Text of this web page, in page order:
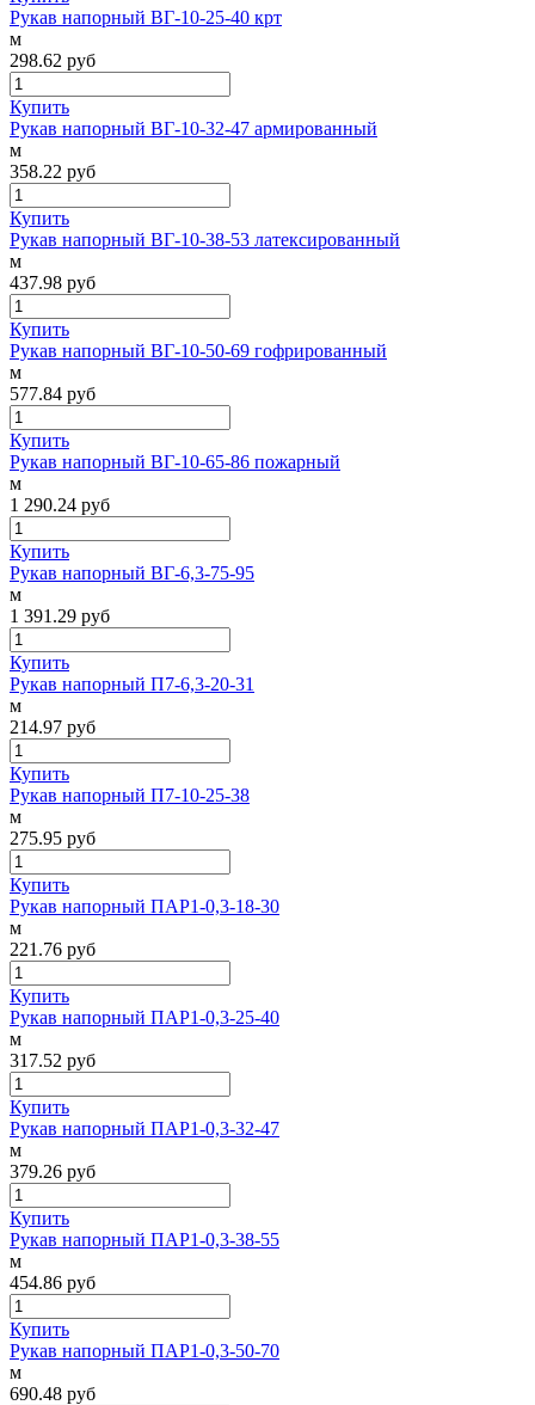
Рукав напорный ВГ-10-25-40 крт
м
298.62 руб
Купить
Рукав напорный ВГ-10-32-47 армированный
м
358.22 руб
Купить
Рукав напорный ВГ-10-38-53 латексированный
м
437.98 руб
Купить
Рукав напорный ВГ-10-50-69 гофрированный
м
577.84 руб
Купить
Рукав напорный ВГ-10-65-86 пожарный
м
1 290.24 руб
Купить
Рукав напорный ВГ-6,3-75-95
м
1 391.29 руб
Купить
Рукав напорный П7-6,3-20-31
м
214.97 руб
Купить
Рукав напорный П7-10-25-38
м
275.95 руб
Купить
Рукав напорный ПАР1-0,3-18-30
м
221.76 руб
Купить
Рукав напорный ПАР1-0,3-25-40
м
317.52 руб
Купить
Рукав напорный ПАР1-0,3-32-47
м
379.26 руб
Купить
Рукав напорный ПАР1-0,3-38-55
м
454.86 руб
Купить
Рукав напорный ПАР1-0,3-50-70
м
690.48 руб